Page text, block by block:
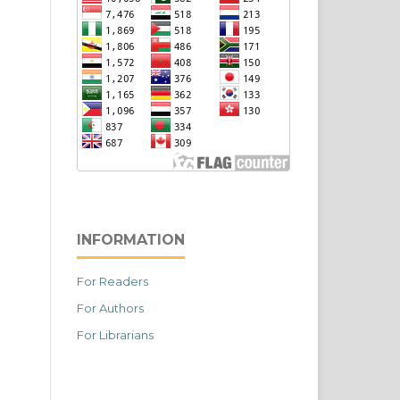
INFORMATION
For Readers
For Authors
For Librarians